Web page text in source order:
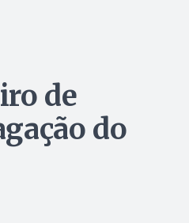
de
do